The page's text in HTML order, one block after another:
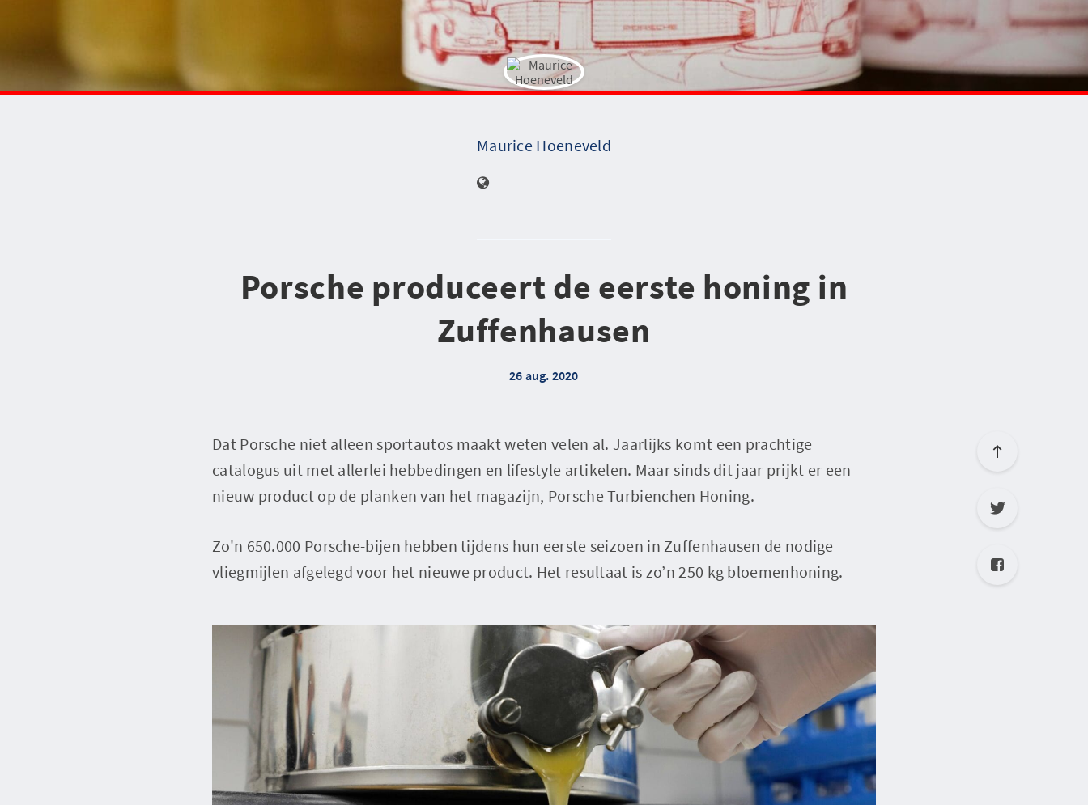
Maurice Hoeneveld
Porsche produceert de eerste honing in
Zuffenhausen
26 aug. 2020
Dat Porsche niet alleen sportautos maakt weten velen al. Jaarlijks komt een prachtige
catalogus uit met allerlei hebbedingen en lifestyle artikelen. Maar sinds dit jaar prijkt er een
nieuw product op de planken van het magazijn, Porsche Turbienchen Honing.
Zo'n 650.000 Porsche-bijen hebben tijdens hun eerste seizoen in Zuffenhausen de nodige
vliegmijlen afgelegd voor het nieuwe product. Het resultaat is zo’n 250 kg bloemenhoning.